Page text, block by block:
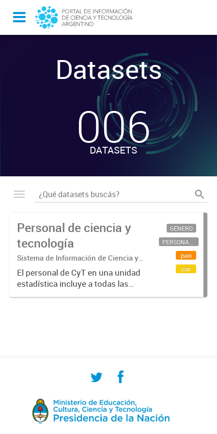
Datasets
-
006
DATASETS
Personal de ciencia y
tecnología
Sistema de Información de Ciencia y
Tecnología Argentino (SICYTAR)
El personal de CyT en una unidad
estadística incluye a todas las
personas involucradas
GÉNERO
PERSONAL CIENTÍFICO-TECNOLÓGICO
json
csv